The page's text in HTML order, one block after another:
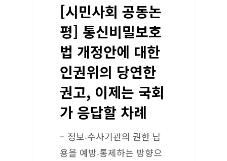
[시민사회 공동논
평] 통신비밀보호
법 개정안에 대한
인권위의 당연한
권고, 이제는 국회
가 응답할 차례
– 정보‧수사기관의 권한 남
용을 예방‧통제하는 방향으